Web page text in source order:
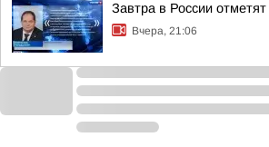
Завтра в России
Вчера, 21:06